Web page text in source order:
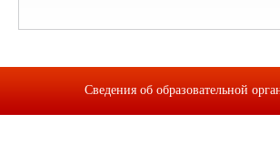
Сведения об образовательной